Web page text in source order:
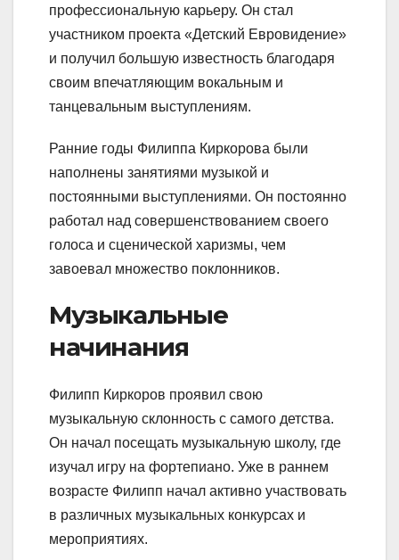
профессиональную карьеру. Он стал
участником проекта «Детский Евровидение»
и получил большую известность благодаря
своим впечатляющим вокальным и
танцевальным выступлениям.
Ранние годы Филиппа Киркорова были
наполнены занятиями музыкой и
постоянными выступлениями. Он постоянно
работал над совершенствованием своего
голоса и сценической харизмы, чем
завоевал множество поклонников.
Музыкальные
начинания
Филипп Киркоров проявил свою
музыкальную склонность с самого детства.
Он начал посещать музыкальную школу, где
изучал игру на фортепиано. Уже в раннем
возрасте Филипп начал активно участвовать
в различных музыкальных конкурсах и
мероприятиях.